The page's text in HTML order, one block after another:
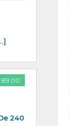
89.00
240